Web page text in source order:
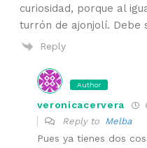
curiosidad, porque al
turrón de ajonjolí. Debe
Reply
Author
veronicacervera
Reply to Melba
Pues ya tienes dos